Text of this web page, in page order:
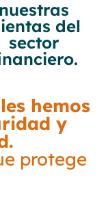
nuestras
del
sector
hemos
y
protege